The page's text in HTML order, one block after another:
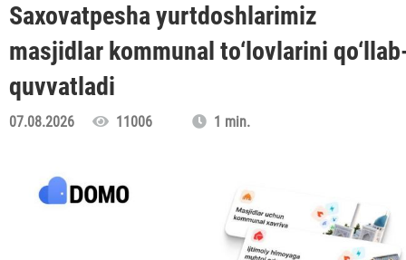
Saxovatpesha yurtdoshlarimiz
masjidlar kommunal to‘lovlarini
quvvatladi
07.08.2026 11006 1 min.